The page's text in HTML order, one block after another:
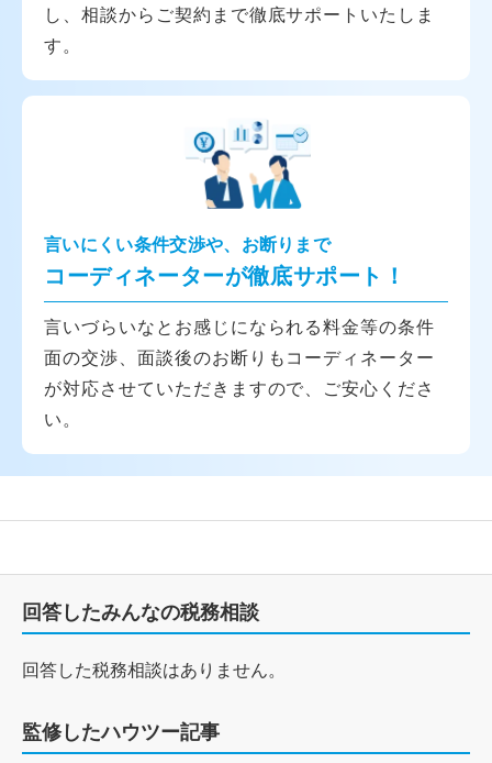
し、相談からご契約まで徹底サポートいたしま
す。
言いにくい条件交渉や、お断りまで
コーディネーターが徹底サポート！
言いづらいなとお感じになられる料金等の条件
面の交渉、面談後のお断りもコーディネーター
が対応させていただきますので、ご安心くださ
い。
回答したみんなの税務相談
回答した税務相談はありません。
監修したハウツー記事